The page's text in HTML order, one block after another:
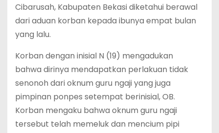
Cibarusah, Kabupaten Bekasi diketahui berawal
dari aduan korban kepada ibunya empat bulan
yang lalu.
Korban dengan inisial N (19) mengadukan
bahwa dirinya mendapatkan perlakuan tidak
senonoh dari oknum guru ngaji yang juga
pimpinan ponpes setempat berinisial, OB.
Korban mengaku bahwa oknum guru ngaji
tersebut telah memeluk dan mencium pipi